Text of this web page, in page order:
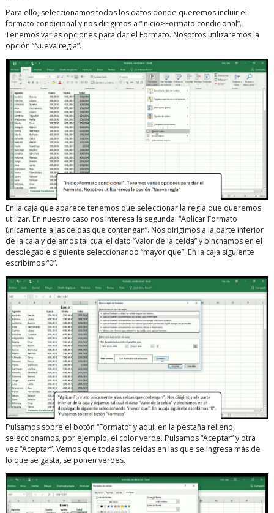
Para ello, seleccionamos todos los datos donde queremos incluir el
formato condicional y nos dirigimos a “Inicio>Formato condicional”.
Tenemos varias opciones para dar el Formato. Nosotros utilizaremos la
opción “Nueva regla”.
En la caja que aparece tenemos que seleccionar la regla que queremos
utilizar. En nuestro caso nos interesa la segunda: “Aplicar Formato
únicamente a las celdas que contengan”. Nos dirigimos a la parte inferior
de la caja y dejamos tal cual el dato “Valor de la celda” y pinchamos en el
desplegable siguiente seleccionando “mayor que”. En la caja siguiente
escribimos “0”.
Pulsamos sobre el botón “Formato” y aquí, en la pestaña relleno,
seleccionamos, por ejemplo, el color verde. Pulsamos “Aceptar” y otra
vez “Aceptar”. Vemos que todas las celdas en las que se ingresa más de
lo que se gasta, se ponen verdes.